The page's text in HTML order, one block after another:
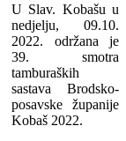
U Slav. Kobašu u
nedjelju, 09.10.
2022. održana je
39. smotra
tamburaških
sastava Brodsko-
posavske županije
Kobaš 2022.